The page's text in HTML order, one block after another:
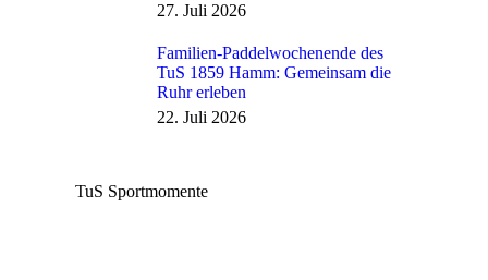
27. Juli 2026
Familien-Paddelwochenende des
TuS 1859 Hamm: Gemeinsam die
Ruhr erleben
22. Juli 2026
TuS Sportmomente